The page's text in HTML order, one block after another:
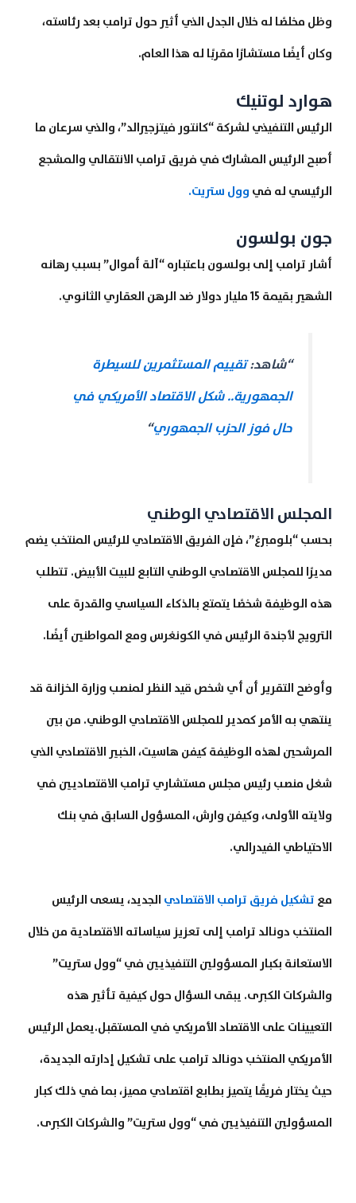
وظل مخلصًا له خلال الجدل الذي أثير حول ترامب بعد رئاسته،
وكان أيضًا مستشارًا مقربًا له هذا العام.
هوارد لوتنيك
الرئيس التنفيذي لشركة “كانتور فيتزجيرالد”، والذي سرعان ما
أصبح الرئيس المشارك في فريق ترامب الانتقالي والمشجع
الرئيسي له في وول ستريت.
جون بولسون
أشار ترامب إلى بولسون باعتباره “آلة أموال” بسبب رهانه
الشهير بقيمة 15 مليار دولار ضد الرهن العقاري الثانوي.
“شاهد:تقييم المستثمرين للسيطرة
الجمهورية.. شكل الاقتصاد الأمريكي في
حال فوز الحزب الجمهوري“
المجلس الاقتصادي الوطني
بحسب “بلومبرغ”، فإن الفريق الاقتصادي للرئيس المنتخب يضم
مديرًا للمجلس الاقتصادي الوطني التابع للبيت الأبيض. تتطلب
هذه الوظيفة شخصًا يتمتع بالذكاء السياسي والقدرة على
الترويج لأجندة الرئيس في الكونغرس ومع المواطنين أيضًا.
وأوضح التقرير أن أي شخص قيد النظر لمنصب وزارة الخزانة قد
ينتهي به الأمر كمدير للمجلس الاقتصادي الوطني. من بين
المرشحين لهذه الوظيفة كيفن هاسيت، الخبير الاقتصادي الذي
شغل منصب رئيس مجلس مستشاري ترامب الاقتصاديين في
ولايته الأولى، وكيفن وارش، المسؤول السابق في بنك
الاحتياطي الفيدرالي.
مع تشكيل فريق ترامب الاقتصادي الجديد، يسعى الرئيس
المنتخب دونالد ترامب إلى تعزيز سياساته الاقتصادية من خلال
الاستعانة بكبار المسؤولين التنفيذيين في “وول ستريت”
والشركات الكبرى. يبقى السؤال حول كيفية تأثير هذه
التعيينات على الاقتصاد الأمريكي في المستقبل.يعمل الرئيس
الأمريكي المنتخب دونالد ترامب على تشكيل إدارته الجديدة،
حيث يختار فريقًا يتميز بطابع اقتصادي مميز، بما في ذلك كبار
المسؤولين التنفيذيين في “وول ستريت” والشركات الكبرى.